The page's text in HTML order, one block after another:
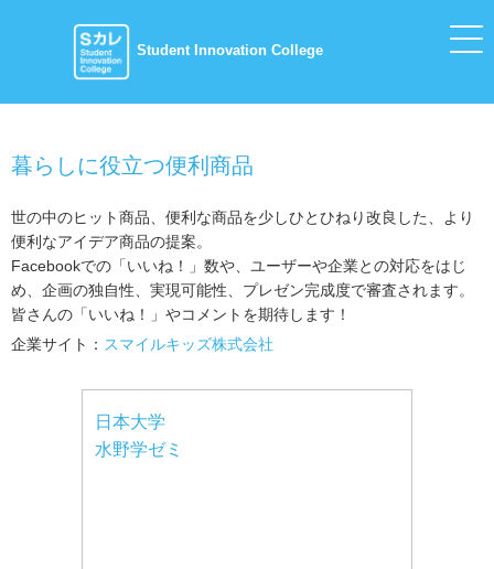
Student Innovation College
暮らしに役立つ便利商品
世の中のヒット商品、便利な商品を少しひとひねり改良した、より
便利なアイデア商品の提案。
Facebookでの「いいね！」数や、ユーザーや企業との対応をはじ
め、企画の独自性、実現可能性、プレゼン完成度で審査されます。
皆さんの「いいね！」やコメントを期待します！
企業サイト： スマイルキッズ株式会社
日本大学
水野学ゼミ